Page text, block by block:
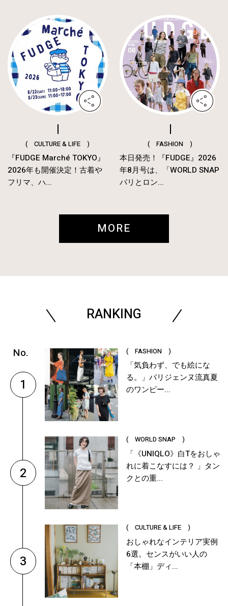
( CULTURE & LIFE )
『FUDGE Marché TOKYO』
2026年も開催決定！古着や
フリマ、ハ...
( FASHION )
本日発売！『FUDGE』2026
年8月号は、「WORLD SNAP
パリとロン...
MORE
RANKING
1
( FASHION )
「気負わず、でも絵にな
る。」パリジェンヌ流真夏
のワンピー...
2
( WORLD SNAP )
「《UNIQLO》白Tをおしゃ
れに着こなすには？ 」タン
クとの重...
3
( CULTURE & LIFE )
おしゃれなインテリア実例
6選。センスがいい人の
「本棚」ディ...